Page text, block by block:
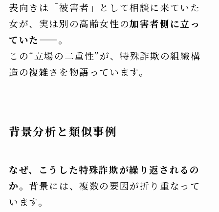
表向きは「被害者」として相談に来ていた
女が、実は別の高齢女性の加害者側に立っ
ていた——。
この“立場の二重性”が、特殊詐欺の組織構
造の複雑さを物語っています。
背景分析と類似事例
なぜ、こうした特殊詐欺が繰り返されるの
か。 背景には、複数の要因が折り重なって
います。